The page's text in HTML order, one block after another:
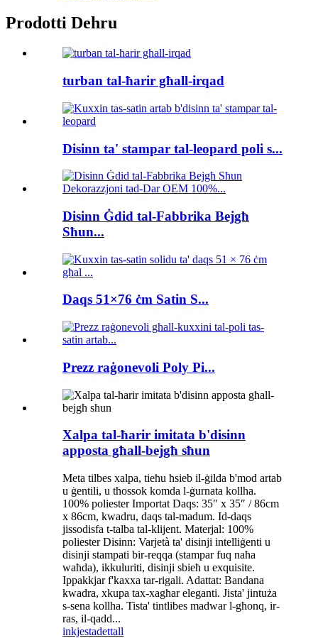
Prodotti Dehru
turban tal-ħarir għall-irqad
Disinn ta' stampar tal-leopard poli s...
Disinn Ġdid tal-Fabbrika Bejgħ
Sħun...
Daqs 51×76 ċm Satin S...
Prezz raġonevoli Poly Pi...
Xalpa tal-ħarir imitata b'disinn
apposta għall-bejgħ sħun
Meta tilbes xalpa, tieħu ħsieb il-ġilda b'mod artab
u ġentili, u tħossok komda l-ġurnata kollha.
100% poliester Importat Daqs: 35″ x 35″ / 86cm
x 86cm, kwadru, daqs tal-madum. Id-daqs
jissodisfa t-talba tal-klijent. Materjal: 100%
poliester Disinn: Varjetà ta' disinji intelliġenti u
disinji stampati bir-reqqa (stampar fuq naħa
waħda), ikkuluriti, disinji sbieħ u exquisite.
Ippakkjar f'kaxxa tar-rigali. Adattat: Bandana
kwadra, xkupa tax-xagħar eleganti. Jista' jintuża
s-sena kollha. Tista' tintlibes madwar l-għonq, ir-
ras, il-qadd...
inkjestadettall